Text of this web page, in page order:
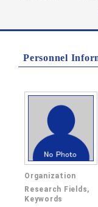
Personnel
Organization
Research Fields,
Keywords